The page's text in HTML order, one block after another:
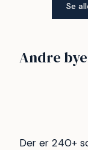
Se
Andre
173
Henne strand
Der er 240+